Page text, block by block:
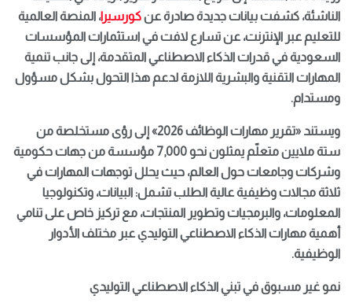
الناشئة، كشفت بيانات جديدة صادرة عنكورسيرا، المنصة العالمية
للتعليم عبر الإنترنت، عن تسارع لافت في استثمارات المؤسسات
السعودية في قدرات الذكاء الاصطناعي المتقدمة، إلى جانب تنمية
المهارات التقنية والبشرية اللازمة لدعم هذا التحول بشكل مسؤول
ومستدام.
ويستند «تقرير مهارات الوظائف 2026» إلى رؤى مستخلصة من
ستة ملايين متعلّم يمثلون نحو 7,000 مؤسسة من جهات حكومية
وشركات وجامعات حول العالم، حيث يحلل توجهات المهارات في
ثلاثة مجالات وظيفية عالية الطلب تشمل: البيانات، وتكنولوجيا
المعلومات، والبرمجيات وتطوير المنتجات، مع تركيز خاص على تنامي
أهمية مهارات الذكاء الاصطناعي التوليدي عبر مختلف الأدوار
الوظيفية.
نمو غير مسبوق في تبني الذكاء الاصطناعي التوليدي